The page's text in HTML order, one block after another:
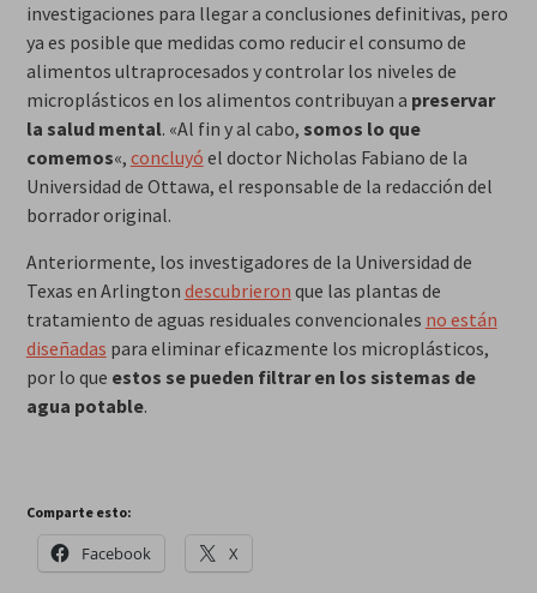
investigaciones para llegar a conclusiones definitivas, pero
ya es posible que medidas como reducir el consumo de
alimentos ultraprocesados y controlar los niveles de
microplásticos en los alimentos contribuyan a preservar
la salud mental. «Al fin y al cabo, somos lo que
comemos«, concluyó el doctor Nicholas Fabiano de la
Universidad de Ottawa, el responsable de la redacción del
borrador original.
Anteriormente, los investigadores de la Universidad de
Texas en Arlington descubrieron que las plantas de
tratamiento de aguas residuales convencionales no están
diseñadas para eliminar eficazmente los microplásticos,
por lo que estos se pueden filtrar en los sistemas de
agua potable.
Comparte esto:
Facebook X